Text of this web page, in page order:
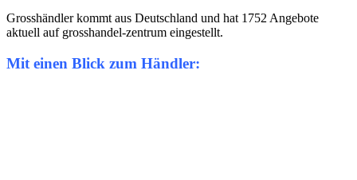
Grosshändler kommt aus Deutschland und hat 1752 Angebote
aktuell auf grosshandel-zentrum eingestellt.
Mit einen Blick zum Händler: